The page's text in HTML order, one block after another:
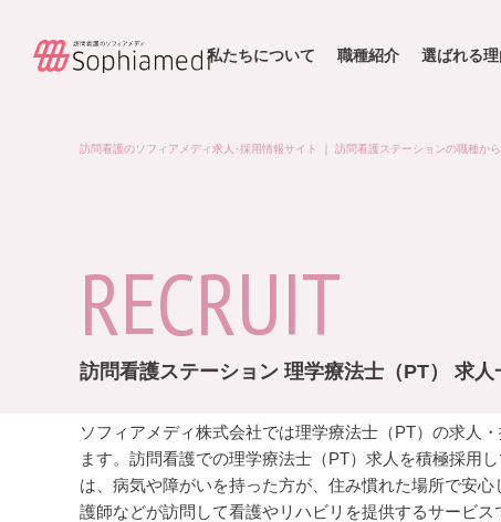
私たちについて 職種紹介 選ばれる
訪問看護のソフィアメディ求人･採用情報サイト 訪問看護ステーションの職種か
RECRUIT
訪問看護ステーション 理学療法士（PT） 求人
ソフィアメディ株式会社では理学療法士（PT）の求人
ます。訪問看護での理学療法士（PT）求人を積極採用
は、病気や障がいを持った方が、住み慣れた場所で安
護師などが訪問して看護やリハビリを提供するサービス